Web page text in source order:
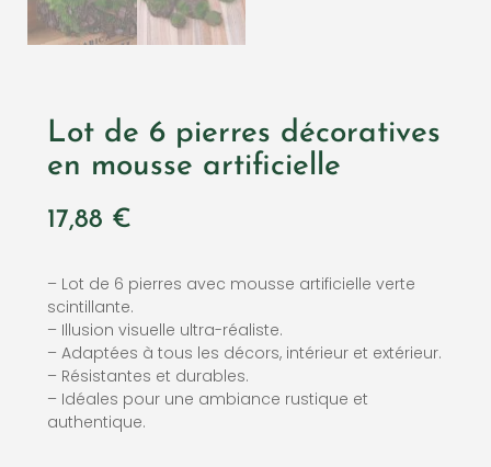
Lot de 6 pierres décoratives
en mousse artificielle
17,88 €
– Lot de 6 pierres avec mousse artificielle verte
scintillante.
– Illusion visuelle ultra-réaliste.
– Adaptées à tous les décors, intérieur et extérieur.
– Résistantes et durables.
– Idéales pour une ambiance rustique et
authentique.